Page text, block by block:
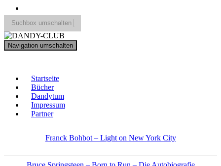
Suchbox umschalten
Search
for:
Navigation umschalten
Startseite
Bücher
Dandytum
Impressum
Partner
Franck Bohbot – Light on New York City